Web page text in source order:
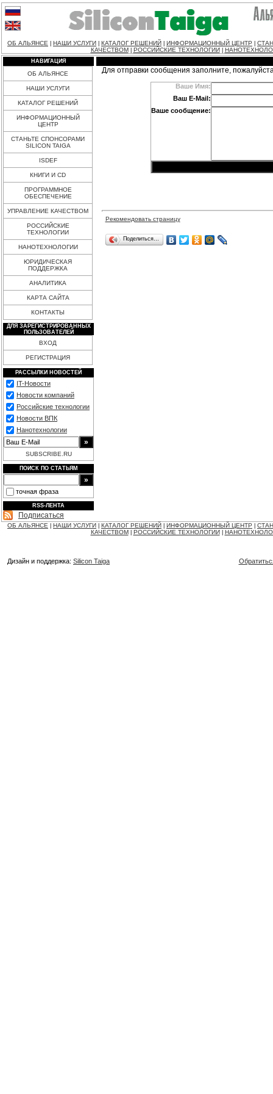
ОБ АЛЬЯНСЕ НАШИ УСЛУГИ КАТАЛОГ РЕШЕНИЙ ИНФОРМАЦИОННЫЙ ЦЕНТР
КАЧЕСТВОМ
РОССИЙСКИЕ ТЕХНОЛОГИИ
НАВИГАЦИЯ
ОБ АЛЬЯНСЕ
НАШИ УСЛУГИ
КАТАЛОГ РЕШЕНИЙ
ИНФОРМАЦИОННЫЙ
ЦЕНТР
СТАНЬТЕ СПОНСОРАМИ
SILICON TAIGA
ISDEF
КНИГИ И CD
ПРОГРАММНОЕ
ОБЕСПЕЧЕНИЕ
УПРАВЛЕНИЕ КАЧЕСТВОМ
РОССИЙСКИЕ
ТЕХНОЛОГИИ
НАНОТЕХНОЛОГИИ
ЮРИДИЧЕСКАЯ
ПОДДЕРЖКА
АНАЛИТИКА
КАРТА САЙТА
КОНТАКТЫ
ДЛЯ ЗАРЕГИСТРИРОВАННЫХ
ПОЛЬЗОВАТЕЛЕЙ
ВХОД
РЕГИСТРАЦИЯ
РАССЫЛКИ НОВОСТЕЙ
IT-Новости
Новости компаний
Российские технологии
Новости ВПК
Нанотехнологии
SUBSCRIBE.RU
ПОИСК ПО СТАТЬЯМ
точная фраза
RSS-ЛЕНТА
Подписаться
Для отправки сообщения заполните,
Ваше Имя:
Ваш E-Mail:
Ваше сообщение:
Рекомендовать страницу
Поделиться…
ОБ АЛЬЯНСЕ НАШИ УСЛУГИ КАТАЛОГ РЕШЕНИЙ ИНФОРМАЦИОННЫЙ ЦЕНТР
КАЧЕСТВОМ
РОССИЙСКИЕ ТЕХНОЛОГИИ
Дизайн и поддержка: Silicon Taiga